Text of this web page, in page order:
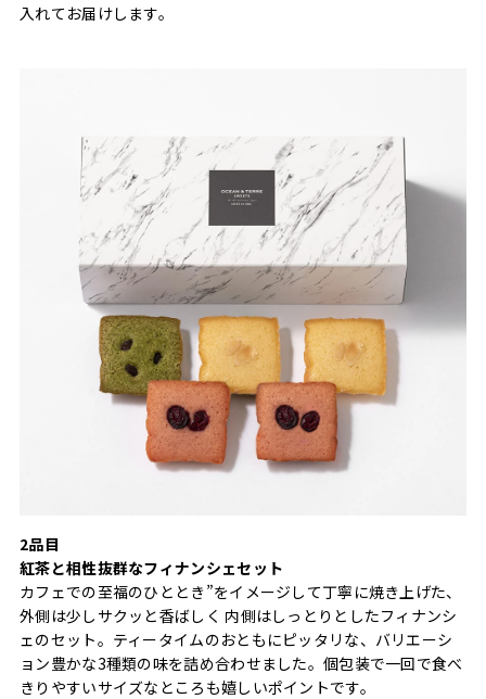
入れてお届けします。
2品目
紅茶と相性抜群なフィナンシェセット
カフェでの至福のひととき”をイメージして丁寧に焼き上げた、
外側は少しサクッと香ばしく 内側はしっとりとしたフィナンシ
ェのセット。ティータイムのおともにピッタリな、バリエーシ
ョン豊かな3種類の味を詰め合わせました。個包装で一回で食べ
きりやすいサイズなところも嬉しいポイントです。